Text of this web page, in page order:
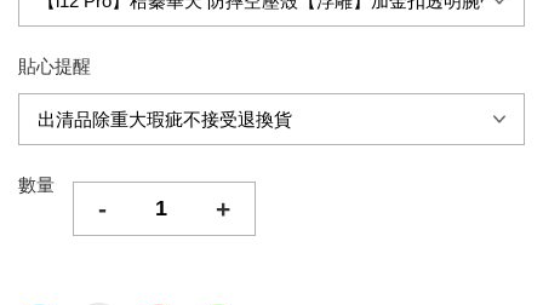
貼心提醒
數量
- +